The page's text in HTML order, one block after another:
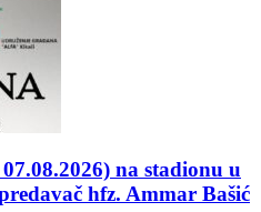
na stadionu u
hfz. Ammar Bašić